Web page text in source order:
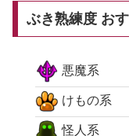
ぶき熟練度 お
悪魔系
けもの系
怪人系